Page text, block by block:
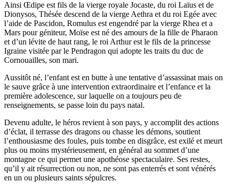
Ainsi Œdipe est fils de la vierge royale Jocaste, du roi Laïus et de
Dionysos, Thésée descend de la vierge Aethra et du roi Egée avec
l’aide de Pascidon, Romulus est engendré par la vierge Rhea et a
Mars pour géniteur, Moïse est né des amours de la fille de Pharaon
et d’un lévite de haut rang, le roi Arthur est le fils de la princesse
Igraine visitée par le Pendragon qui adopte les traits du duc de
Cornouailles, son mari.
Aussitôt né, l’enfant est en butte à une tentative d’assassinat mais on
le sauve grâce à une intervention extraordinaire et l’enfance et la
première adolescence, sur laquelle on a toujours peu de
renseignements, se passe loin du pays natal.
Devenu adulte, le héros revient à son pays, y accomplit des actions
d’éclat, il terrasse des dragons ou chasse les démons, soutient
l’enthousiasme des foules, puis tombe en disgrâce, est exilé et meurt
plus ou moins mystérieusement, en général au sommet d’une
montagne ce qui permet une apothéose spectaculaire. Ses restes,
qu’il y ait résurrection ou non, ne sont pas enterrés et sont vénérés
en un ou plusieurs saints sépulcres.